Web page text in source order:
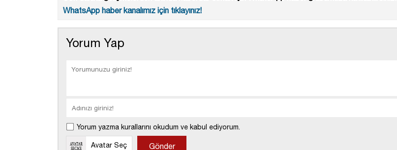
WhatsApp haber kanalımız için tıklayınız!
Yorum Yap
Yorum yazma kurallarını okudum ve kabul ediyorum.
Avatar Seç